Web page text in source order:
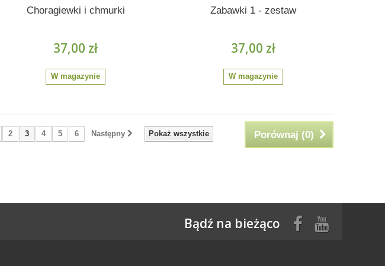
Choragiewki i chmurki
37,00 zł
W magazynie
Zabawki 1 - zestaw
37,00 zł
W magazynie
Porównaj (0)
Pokaż wszystkie
2 3 4 5 6 Następny
Bądź na bieżąco